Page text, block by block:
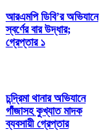
আরএমপি ডিবি’র অভিযানে
স্বর্ণের বার উদ্ধার;
গ্রেপ্তার ১
চন্দ্রিমা থানার অভিযানে
গাঁজাসহ কুখ্যাত মাদক
ব্যবসায়ী গ্রেপ্তার